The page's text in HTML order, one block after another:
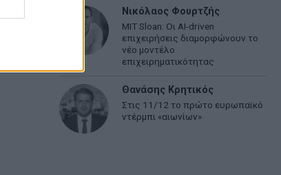
Νικόλαος Φουρτζής
MIT Sloan: Οι AI-driven
επιχειρήσεις διαμορφώνουν το
νέο μοντέλο
επιχειρηματικότητας
Θανάσης Κρητικός
Στις 11/12 το πρώτο ευρωπαϊκό
ντέρμπι «αιωνίων»